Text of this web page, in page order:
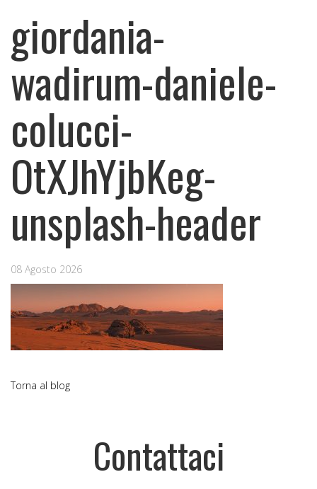
giordania-
wadirum-daniele-
colucci-
OtXJhYjbKeg-
unsplash-header
08 Agosto 2026
Torna al blog
Contattaci